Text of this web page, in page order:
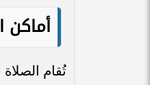
أماكن
تُقام